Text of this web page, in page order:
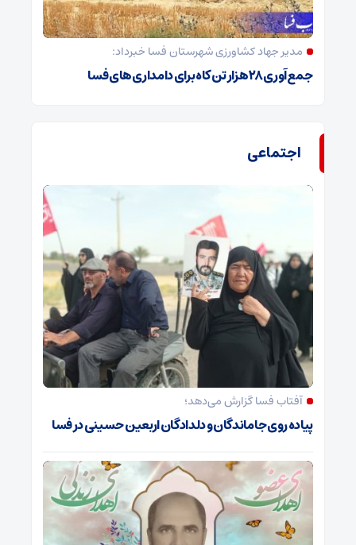
مدیر جهاد کشاورزی شهرستان فسا خبرداد:
جمع‌آوری ۲۸ هزار تن کاه برای دامداری‌های فسا
اجتماعی
آفتاب فسا گزارش می‌دهد؛
پیاده روی جاماندگان و دلدادگان اربعین حسینی در فسا